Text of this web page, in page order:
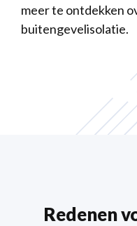
meer te ontdekken
buitengevelisolatie.
Redenen